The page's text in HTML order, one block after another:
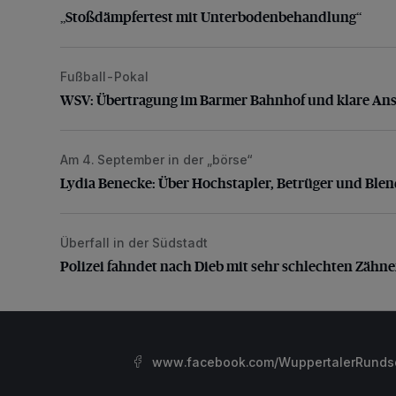
„Stoßdämpfertest mit Unterbodenbehandlung“
WSV: Übertragung im Barmer Bahnhof und klare
Fußball-Pokal
WSV: Übertragung im Barmer Bahnhof und klare
Lydia Benecke: Über Hochstapler, Betrüger und
Am 4. September in der „börse“
Lydia Benecke: Über Hochstapler, Betrüger und
Polizei fahndet nach Dieb mit sehr schlechten Zähnen
Überfall in der Südstadt
Polizei fahndet nach Dieb mit sehr schlechten
www.facebook.com/